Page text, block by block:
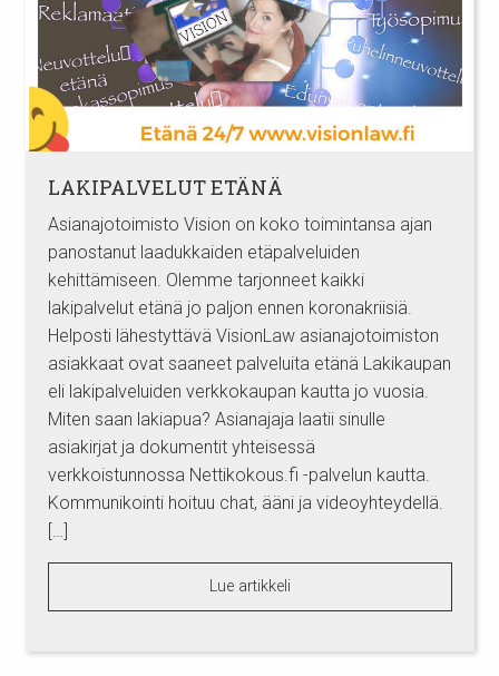
LAKIPALVELUT ETÄNÄ
Asianajotoimisto Vision on koko toimintansa ajan
panostanut laadukkaiden etäpalveluiden
kehittämiseen. Olemme tarjonneet kaikki
lakipalvelut etänä jo paljon ennen koronakriisiä.
Helposti lähestyttävä VisionLaw asianajotoimiston
asiakkaat ovat saaneet palveluita etänä Lakikaupan
eli lakipalveluiden verkkokaupan kautta jo vuosia.
Miten saan lakiapua? Asianajaja laatii sinulle
asiakirjat ja dokumentit yhteisessä
verkkoistunnossa Nettikokous.fi -palvelun kautta.
Kommunikointi hoituu chat, ääni ja videoyhteydellä.
[…]
Lue artikkeli